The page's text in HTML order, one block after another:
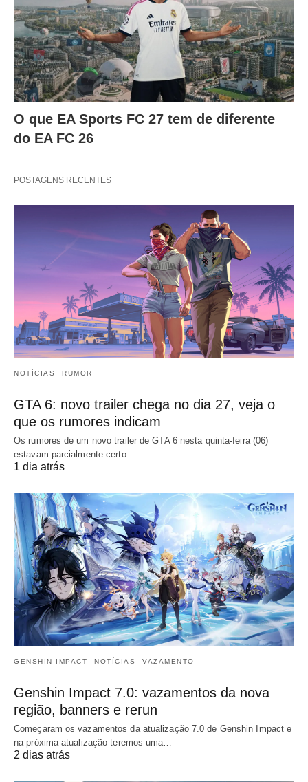
O que EA Sports FC 27 tem de diferente
do EA FC 26
POSTAGENS RECENTES
NOTÍCIAS RUMOR
GTA 6: novo trailer chega no dia 27, veja o
que os rumores indicam
Os rumores de um novo trailer de GTA 6 nesta quinta-feira (06)
estavam parcialmente certo.…
1 dia atrás
GENSHIN IMPACT NOTÍCIAS VAZAMENTO
Genshin Impact 7.0: vazamentos da nova
região, banners e rerun
Começaram os vazamentos da atualização 7.0 de Genshin Impact e
na próxima atualização teremos uma…
2 dias atrás